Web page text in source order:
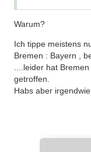
Warum?
Ich tippe meistens
Bremen : Bayern ,
....leider hat
getroffen.
Habs aber